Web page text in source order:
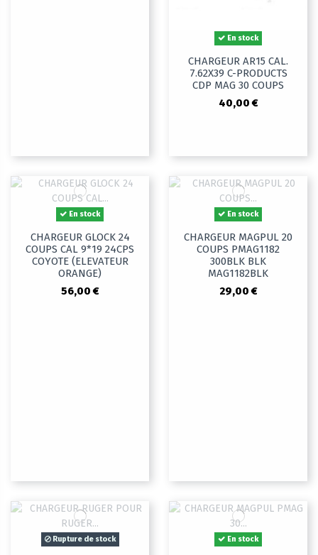
En stock
CHARGEUR AR15 CAL.
7.62X39 C-PRODUCTS
CDP MAG 30 COUPS
40,00 €
En stock
CHARGEUR GLOCK 24
COUPS CAL 9*19 24CPS
COYOTE (ELEVATEUR
ORANGE)
56,00 €
En stock
CHARGEUR MAGPUL 20
COUPS PMAG1182
300BLK BLK
MAG1182BLK
29,00 €
Rupture de stock En stock